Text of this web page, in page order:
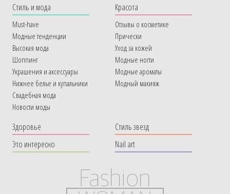
Cтиль и мода
Must-have
Модные тенденции
Высокая мода
Шоппинг
Украшения и аксессуары
Нижнее белье и купальники
Свадебная мода
Новости моды
Красота
Отзывы о косметике
Прически
Уход за кожей
Модные ногти
Модные ароматы
Модный макияж
Здоровье
Это интересно
Стиль звезд
Nail art